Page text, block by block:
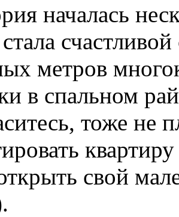
началась
метров
в спальном
тоже не
свой